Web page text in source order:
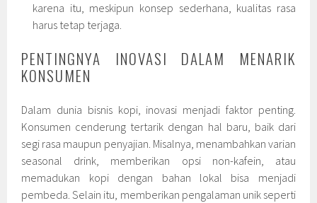
karena itu, meskipun konsep sederhana, kualitas rasa
harus tetap terjaga.
PENTINGNYA INOVASI DALAM MENARIK
KONSUMEN
Dalam dunia bisnis kopi, inovasi menjadi faktor penting.
Konsumen cenderung tertarik dengan hal baru, baik dari
segi rasa maupun penyajian. Misalnya, menambahkan varian
seasonal drink, memberikan opsi non-kafein, atau
memadukan kopi dengan bahan lokal bisa menjadi
pembeda. Selain itu, memberikan pengalaman unik seperti